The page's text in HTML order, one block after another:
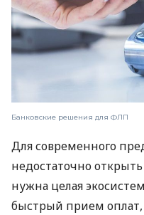
Банковские решения для ФЛП
Для современного
недостаточно
нужна целая
быстрый прием оплат,